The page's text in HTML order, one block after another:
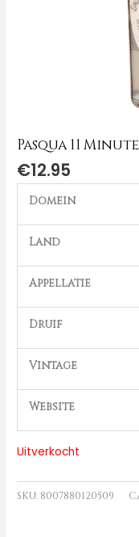
Pasqua 11
€12.95
Domein
Land
Appellatie
Druif
Vintage
Website
Uitverkocht
SKU: 8007880120509